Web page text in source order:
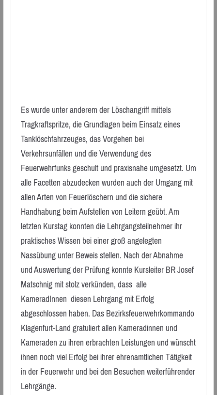
Es wurde unter anderem der Löschangriff mittels
Tragkraftspritze, die Grundlagen beim Einsatz eines
Tanklöschfahrzeuges, das Vorgehen bei
Verkehrsunfällen und die Verwendung des
Feuerwehrfunks geschult und praxisnahe umgesetzt. Um
alle Facetten abzudecken wurden auch der Umgang mit
allen Arten von Feuerlöschern und die sichere
Handhabung beim Aufstellen von Leitern geübt. Am
letzten Kurstag konnten die Lehrgangsteilnehmer ihr
praktisches Wissen bei einer groß angelegten
Nassübung unter Beweis stellen. Nach der Abnahme
und Auswertung der Prüfung konnte Kursleiter BR Josef
Matschnig mit stolz verkünden, dass alle
KameradInnen diesen Lehrgang mit Erfolg
abgeschlossen haben. Das Bezirksfeuerwehrkommando
Klagenfurt-Land gratuliert allen Kameradinnen und
Kameraden zu ihren erbrachten Leistungen und wünscht
ihnen noch viel Erfolg bei ihrer ehrenamtlichen Tätigkeit
in der Feuerwehr und bei den Besuchen weiterführender
Lehrgänge.